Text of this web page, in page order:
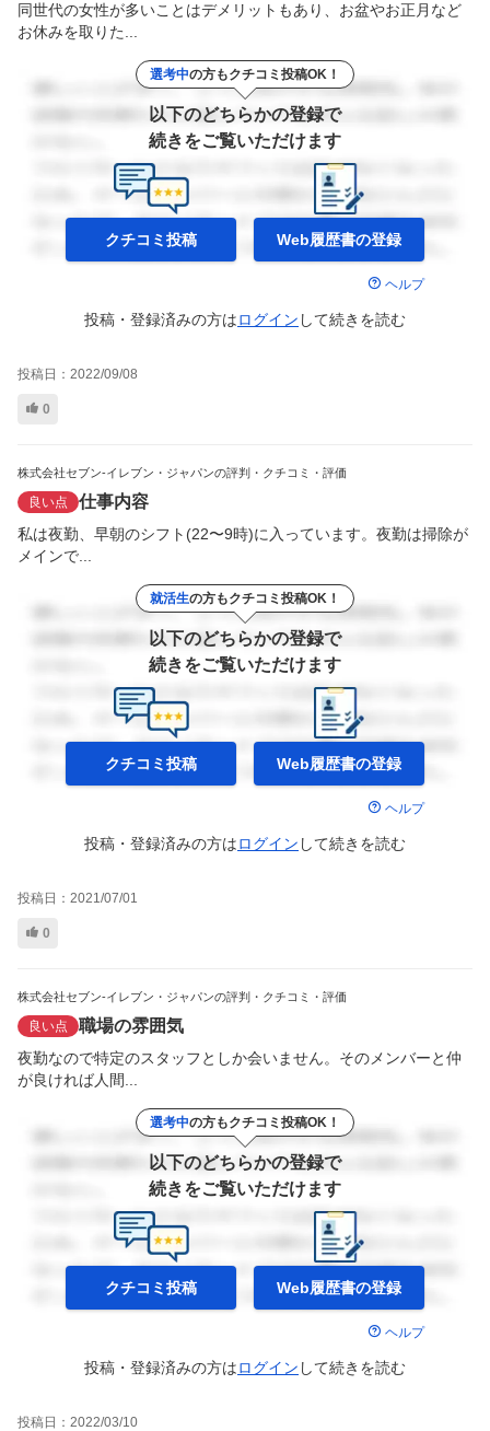
同世代の女性が多いことはデメリットもあり、お盆やお正月など
お休みを取りた...
選考中の方もクチコミ投稿OK！
以下のどちらかの登録で
続きをご覧いただけます
クチコミ投稿 Web履歴書の登録
ヘルプ
投稿・登録済みの方はログイン して続きを読む
投稿日： 2022/09/08
0
株式会社セブン-イレブン・ジャパンの評判・クチコミ・評価
良い点 仕事内容
私は夜勤、早朝のシフト(22〜9時)に入っています。夜勤は掃除が
メインで...
就活生の方もクチコミ投稿OK！
以下のどちらかの登録で
続きをご覧いただけます
クチコミ投稿 Web履歴書の登録
ヘルプ
投稿・登録済みの方はログイン して続きを読む
投稿日： 2021/07/01
0
株式会社セブン-イレブン・ジャパンの評判・クチコミ・評価
良い点 職場の雰囲気
夜勤なので特定のスタッフとしか会いません。そのメンバーと仲
が良ければ人間...
選考中の方もクチコミ投稿OK！
以下のどちらかの登録で
続きをご覧いただけます
クチコミ投稿 Web履歴書の登録
ヘルプ
投稿・登録済みの方はログイン して続きを読む
投稿日： 2022/03/10